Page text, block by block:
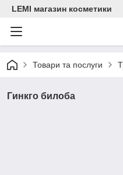
LEMI магазин косметики
Товари та послуги
Гинкго билоба